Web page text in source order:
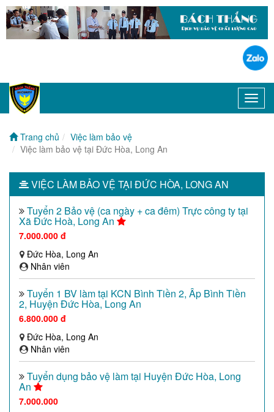
Trang chủ
Việc làm bảo vệ
Việc làm bảo vệ tại Đức Hòa, Long An
VIỆC LÀM BẢO VỆ TẠI ĐỨC HÒA, LONG AN
Tuyển 2 Bảo vệ (ca ngày + ca đêm) Trực công ty tại
Xã Đức Hoà, Long An
7.000.000 đ
Đức Hòa, Long An
Nhân viên
Tuyển 1 BV làm tại KCN Bình Tiền 2, Âp Bình Tiền
2, Huyện Đức Hòa, Long An
6.800.000 đ
Đức Hòa, Long An
Nhân viên
Tuyển dụng bảo vệ làm tại Huyện Đức Hòa, Long
An
7.000.000